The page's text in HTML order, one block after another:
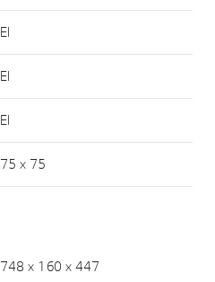
EI
EI
EI
75 × 75
748 × 160 × 447